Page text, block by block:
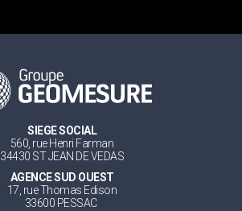
SIEGE SOCIAL
560, rue Henri Farman
34430 ST JEAN DE VEDAS
AGENCE SUD OUEST
17, rue Thomas Edison
33600 PESSAC